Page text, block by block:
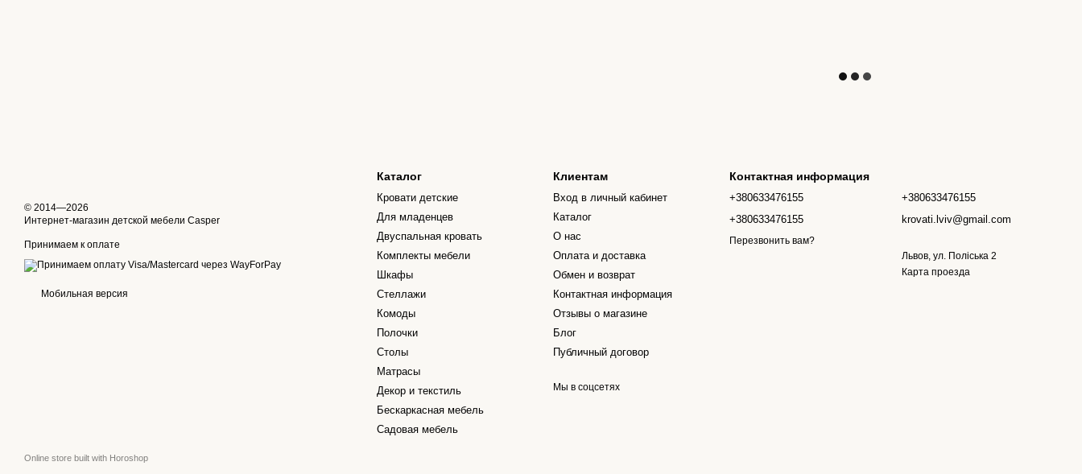
© 2014—2026
Интернет-магазин детской мебели Casper
Принимаем к оплате
Мобильная версия
Online store built with Horoshop
Каталог
Кровати детские
Для младенцев
Двуспальная кровать
Комплекты мебели
Шкафы
Стеллажи
Комоды
Полочки
Столы
Матрасы
Декор и текстиль
Бескаркасная мебель
Садовая мебель
Клиентам
Вход в личный кабинет
Каталог
О нас
Оплата и доставка
Обмен и возврат
Контактная информация
Отзывы о магазине
Блог
Публичный договор
Мы в соцсетях
Контактная информация
+380633476155
+380633476155
Перезвонить вам?
+380633476155
krovati.lviv@gmail.com
Львов, ул. Поліська 2
Карта проезда